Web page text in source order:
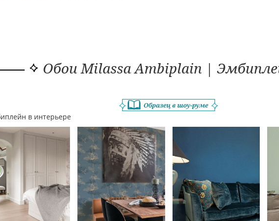
Обои Milassa Ambiplain |
в интерьере